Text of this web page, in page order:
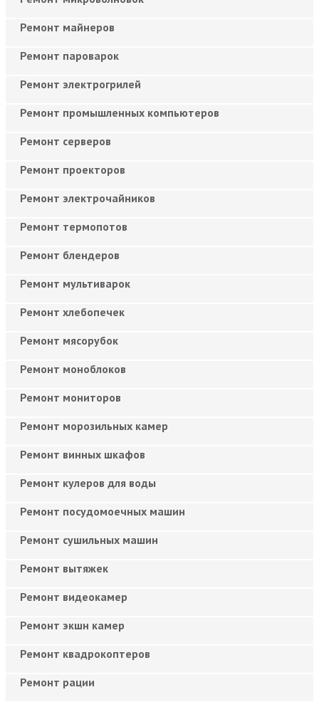
Ремонт майнеров
Ремонт пароварок
Ремонт электрогрилей
Ремонт промышленных компьютеров
Ремонт серверов
Ремонт проекторов
Ремонт электрочайников
Ремонт термопотов
Ремонт блендеров
Ремонт мультиварок
Ремонт хлебопечек
Ремонт мясорубок
Ремонт моноблоков
Ремонт мониторов
Ремонт морозильных камер
Ремонт винных шкафов
Ремонт кулеров для воды
Ремонт посудомоечных машин
Ремонт сушильных машин
Ремонт вытяжек
Ремонт видеокамер
Ремонт экшн камер
Ремонт квадрокоптеров
Ремонт рации